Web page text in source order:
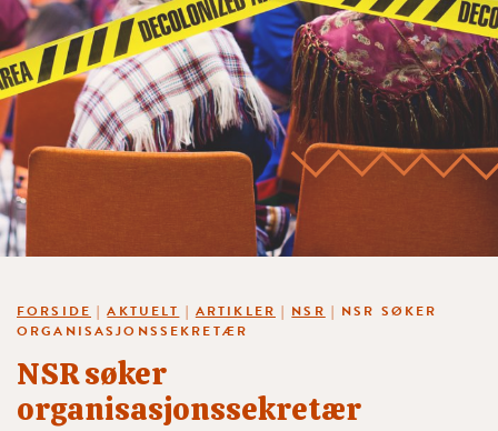
FORSIDE |AKTUELT | ARTIKLER | NSR | NSR SØKER
ORGANISASJONSSEKRETÆR
NSR søker
organisasjonssekretær